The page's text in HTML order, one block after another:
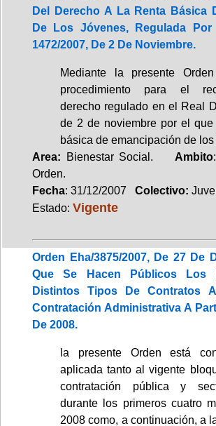
Del Derecho A La Renta Básica
De Los Jóvenes, Regulada
1472/2007, De 2 De Noviembre.
Mediante la presente
procedimiento para el
derecho regulado en el Real
de 2 de noviembre por el
básica de emancipación de
Area: Bienestar Social. Ambito
Orden.
Fecha: 31/12/2007 Colectivo:
Estado: Vigente
Orden Eha/3875/2007, De 27 De
Que Se Hacen Públicos Los
Distintos Tipos De Contratos
Contratación Administrativa A
De 2008.
la presente Orden está
aplicada tanto al vigente
contratación pública y
durante los primeros cuatro
2008 como, a continuación, a